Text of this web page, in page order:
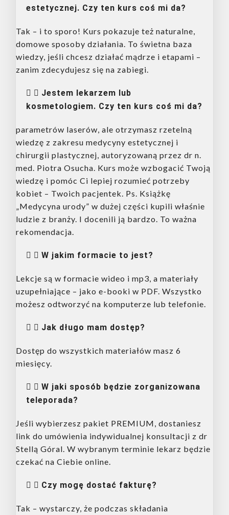
estetycznej. Czy ten kurs coś mi da?
Tak – i to sporo! Kurs pokazuje też naturalne,
domowe sposoby działania. To świetna baza
wiedzy, jeśli chcesz działać mądrze i etapami –
zanim zdecydujesz się na zabiegi.
Jestem lekarzem lub
kosmetologiem. Czy ten kurs coś mi da?
parametrów laserów, ale otrzymasz rzetelną
wiedzę z zakresu medycyny estetycznej i
chirurgii plastycznej, autoryzowaną przez dr n.
med. Piotra Osucha. Kurs może wzbogacić Twoją
wiedzę i pomóc Ci lepiej rozumieć potrzeby
kobiet – Twoich pacjentek. Ps. Książkę
„Medycyna urody” w dużej części kupili właśnie
ludzie z branży. I docenili ją bardzo. To ważna
rekomendacja.
W jakim formacie to jest?
Lekcje są w formacie wideo i mp3, a materiały
uzupełniające – jako e-booki w PDF. Wszystko
możesz odtworzyć na komputerze lub telefonie.
Jak długo mam dostęp?
Dostęp do wszystkich materiałów masz 6
miesięcy.
W jaki sposób będzie zorganizowana
teleporada?
Jeśli wybierzesz pakiet PREMIUM, dostaniesz
link do umówienia indywidualnej konsultacji z dr
Stellą Góral. W wybranym terminie lekarz będzie
czekać na Ciebie online.
Czy mogę dostać fakturę?
Tak – wystarczy, że podczas składania